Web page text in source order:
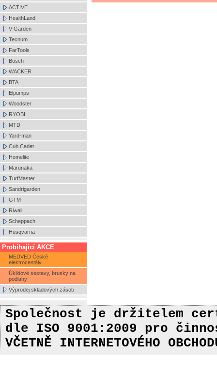
ACTIVE
HealthLand
V-Garden
Tecnum
FarTools
Bosch
WACKER
BTA
Elpumps
Woodster
RYOBI
MTD
Yard-man
Cub Cadet
Homelite
Marunaka
TurfMaster
Sandrigarden
GTM
Riwall
Scheppach
Husqvarna
Probíhající AKCE
MEDVED České
elektrocentály
Úklidové sestavy, brusky na
podlahy
Výprodej skladových zásob
Společnost je držitelem
dle ISO 9001:2009 pro
VČETNĚ INTERNETOVÉHO